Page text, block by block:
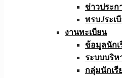
ข่าวประก
พรบ./ระเ
งานทะเบียน
ข้อมูลนักเ
ระบบบริห
กลุ่มนักเรี